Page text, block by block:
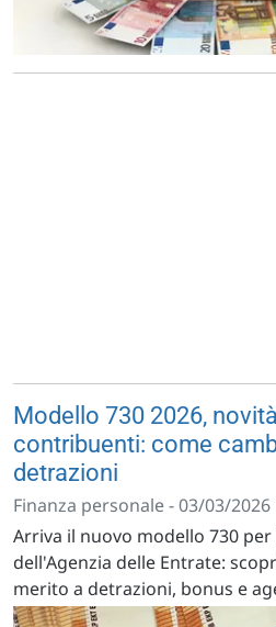
Modello 730 2026,
contribuenti: come
detrazioni
Finanza personale - 03/03/2026
Arriva il nuovo modello 730 per
dell'Agenzia delle Entrate:
merito a detrazioni, bonus e